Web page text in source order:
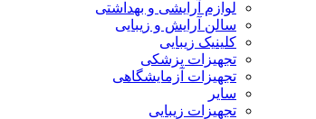
لوازم آرایشی و بهداشتی
سالن آرایش و زیبایی
کلینیک زیبایی
تجهیزات پزشکی
تجهیزات آزمایشگاهی
سایر
تجهیزات زیبایی